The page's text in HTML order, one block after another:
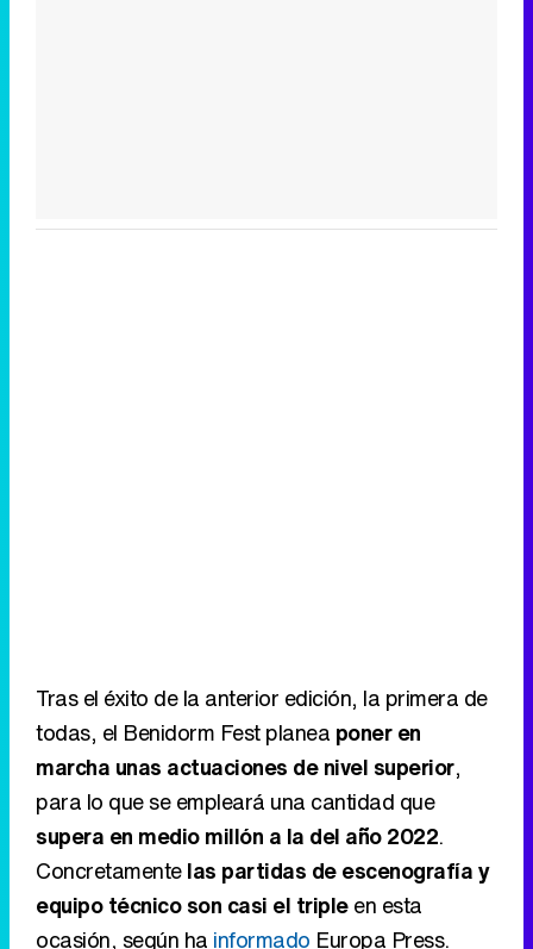
Tras el éxito de la anterior edición, la primera de
todas, el Benidorm Fest planea poner en
marcha unas actuaciones de nivel superior,
para lo que se empleará una cantidad que
supera en medio millón a la del año 2022.
Concretamentelas partidas de escenografía y
equipo técnico son casi el tripleen esta
ocasión, según ha informado Europa Press.